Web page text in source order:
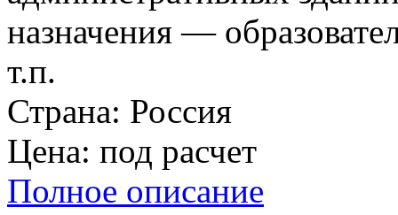
назначения —
т.п.
Страна: Россия
Цена: под расчет
Полное описание